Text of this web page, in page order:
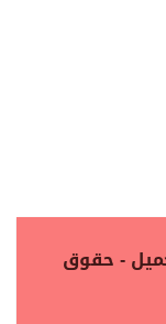
- حقوق